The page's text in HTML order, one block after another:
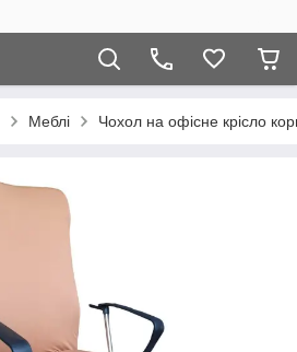
Меблі Чохол на офісне крісло